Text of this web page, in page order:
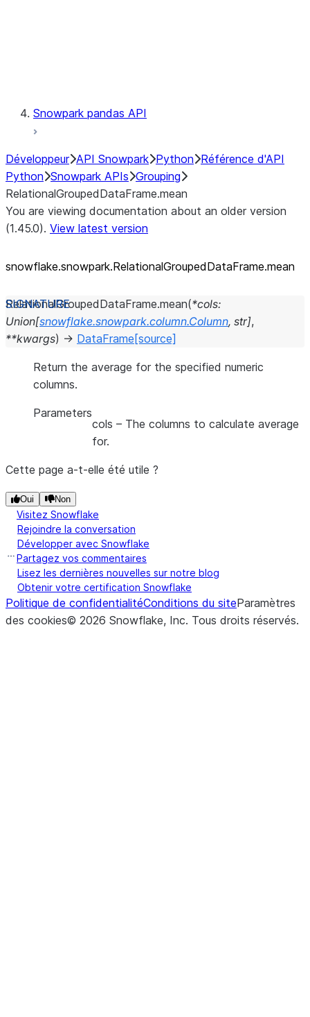
Snowpark pandas API
Développeur API Snowpark Python Référence d'API
Python Snowpark APIs Grouping
RelationalGroupedDataFrame.mean
You are viewing documentation about an older version
(1.45.0). View latest version
snowflake.snowpark.RelationalGroupedDataFrame.mean
RelationalGroupedDataFrame.mean(*cols:
Union[snowflake.snowpark.column.Column, str],
**kwargs) → DataFrame [source]
Return the average for the specified numeric
columns.
Parameters
cols – The columns to calculate average
for.
Cette page a-t-elle été utile ?
Oui Non
Visitez Snowflake
Rejoindre la conversation
Développer avec Snowflake
Partagez vos commentaires
Lisez les dernières nouvelles sur notre blog
Obtenir votre certification Snowflake
Politique de confidentialitéConditions du siteParamètres
des cookies© 2026 Snowflake, Inc. Tous droits réservés.